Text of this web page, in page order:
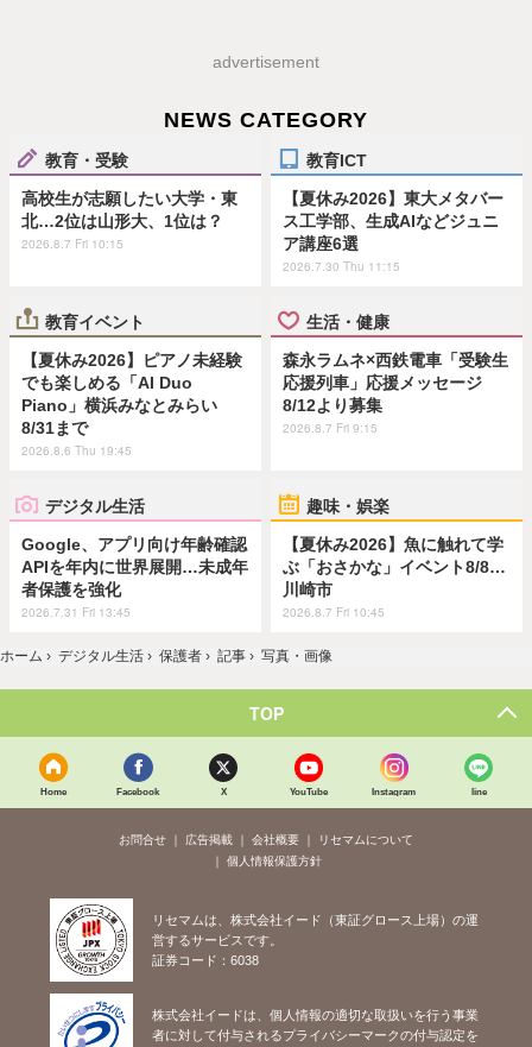
advertisement
NEWS CATEGORY
教育・受験
高校生が志願したい大学・東
北…2位は山形大、1位は？
2026.8.7 Fri 10:15
教育ICT
【夏休み2026】東大メタバー
ス工学部、生成AIなどジュニ
ア講座6選
2026.7.30 Thu 11:15
教育イベント
【夏休み2026】ピアノ未経験
でも楽しめる「AI Duo
Piano」横浜みなとみらい
8/31まで
2026.8.6 Thu 19:45
生活・健康
森永ラムネ×西鉄電車「受験生
応援列車」応援メッセージ
8/12より募集
2026.8.7 Fri 9:15
デジタル生活
Google、アプリ向け年齢確認
APIを年内に世界展開…未成年
者保護を強化
2026.7.31 Fri 13:45
趣味・娯楽
【夏休み2026】魚に触れて学
ぶ「おさかな」イベント8/8…
川崎市
2026.8.7 Fri 10:45
ホーム › デジタル生活 › 保護者 › 記事 › 写真・画像
TOP
Home Facebook X YouTube Instagram line
お問合せ 広告掲載 会社概要
リセマムについて
個人情報保護方針
リセマムは、株式会社イード（東証グロース上場）の運
営するサービスです。
証券コード：6038
株式会社イードは、個人情報の適切な取扱いを行う事業
者に対して付与されるプライバシーマークの付与認定を